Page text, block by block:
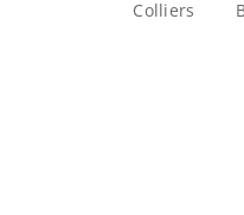
Colliers